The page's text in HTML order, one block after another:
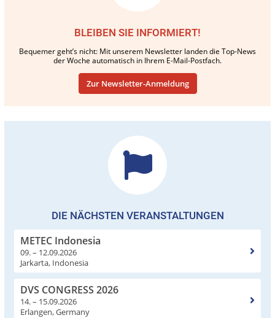
BLEIBEN SIE INFORMIERT!
Bequemer geht’s nicht: Mit unserem Newsletter landen die Top-News
der Woche automatisch in Ihrem E-Mail-Postfach.
Zur Newsletter-Anmeldung
DIE NÄCHSTEN VERANSTALTUNGEN
METEC Indonesia
09. – 12.09.2026
Jarkarta, Indonesia
DVS CONGRESS 2026
14. – 15.09.2026
Erlangen, Germany